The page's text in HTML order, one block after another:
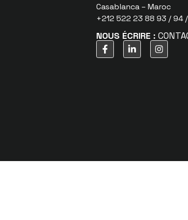
Casablanca – Maroc
+212 522 23 88 93 / 94
NOUS ÉCRIRE :